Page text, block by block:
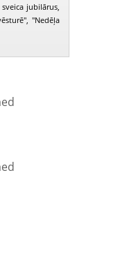
jubilārus,
"Nedēļa